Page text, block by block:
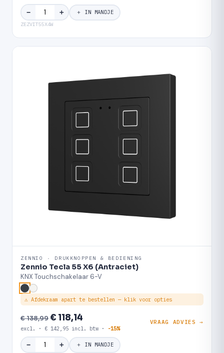
− ＋ ＋ IN MANDJE
ZEZVIT55X4W
ZENNIO · DRUKKNOPPEN & BEDIENING
Zennio Tecla 55 X6 (Antraciet)
KNX Touchschakelaar 6-V
⚠ Afdekraam apart te bestellen — klik voor opties
€ 138,99€ 118,14
excl. · € 142,95 incl. btw · -15%
VRAAG ADVIES →
− ＋ ＋ IN MANDJE